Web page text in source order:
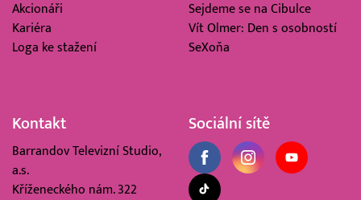
Akcionáři
Kariéra
Loga ke stažení
Sejdeme se na Cibulce
Vít Olmer: Den s osobností
SeXoňa
Kontakt
Barrandov Televizní Studio,
a.s.
Kříženeckého nám. 322
Sociální sítě